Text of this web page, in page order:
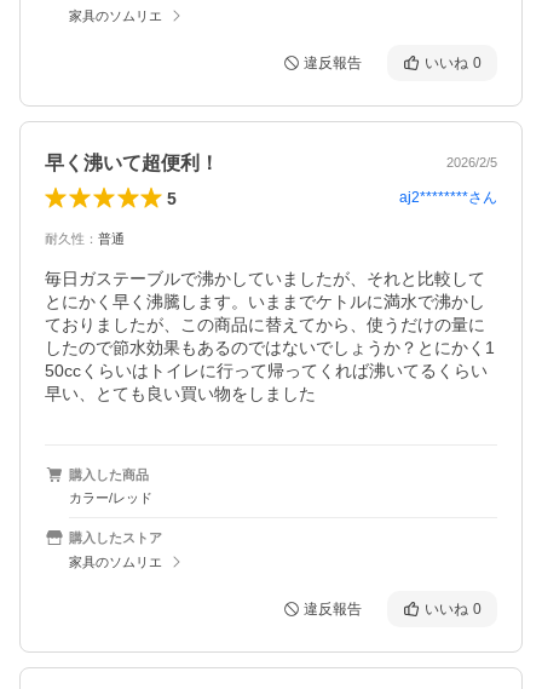
家具のソムリエ
違反報告 いいね 0
早く沸いて超便利！ 2026/2/5
5 aj2********さん
耐久性 ： 普通
毎日ガステーブルで沸かしていましたが、それと比較して
とにかく早く沸騰します。いままでケトルに満水で沸かし
ておりましたが、この商品に替えてから、使うだけの量に
したので節水効果もあるのではないでしょうか？とにかく1
50ccくらいはトイレに行って帰ってくれば沸いてるくらい
早い、とても良い買い物をしました
購入した商品
カラー/レッド
購入したストア
家具のソムリエ
違反報告 いいね 0